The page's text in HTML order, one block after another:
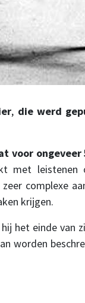
, die werd
voor ongeveer
met
complexe
krijgen.
het einde van
worden